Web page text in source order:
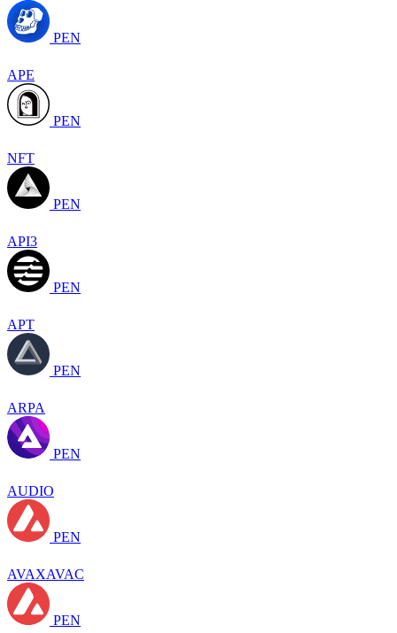
PEN
APE
PEN
NFT
PEN
API3
PEN
APT
PEN
ARPA
PEN
AUDIO
PEN
AVAXAVAC
PEN